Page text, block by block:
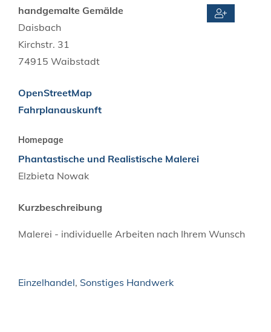
handgemalte Gemälde
Daisbach
Kirchstr. 31
74915 Waibstadt
OpenStreetMap
Fahrplanauskunft
Homepage
Phantastische und Realistische Malerei
Elzbieta Nowak
Kurzbeschreibung
Malerei - individuelle Arbeiten nach Ihrem Wunsch
Einzelhandel, Sonstiges Handwerk